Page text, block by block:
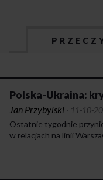
Polska-Ukraina:
Jan Przybylski · 11-10-
Ostatnie tygodnie
w relacjach na linii